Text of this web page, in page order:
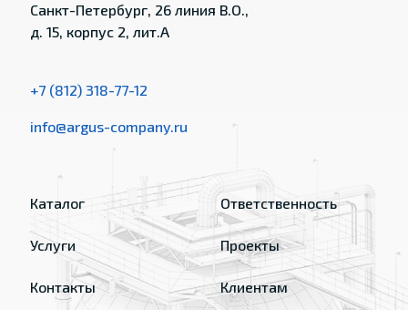
Санкт-Петербург, 26 линия В.О.,
д. 15, корпус 2, лит.А
+7 (812) 318-77-12
info@argus-company.ru
Каталог
Услуги
Контакты
Ответственность
Проекты
Клиентам